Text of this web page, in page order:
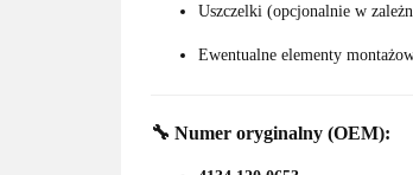
Uszczelki (opcjonalnie w
Ewentualne elementy
🔧 Numer oryginalny (OEM):